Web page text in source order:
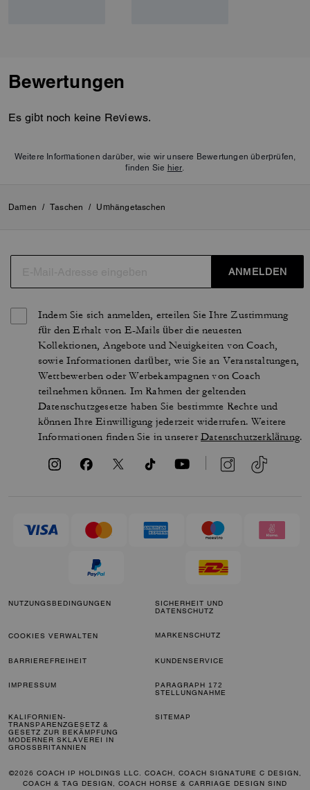
Bewertungen
Es gibt noch keine Reviews.
Weitere Informationen darüber, wie wir unsere Bewertungen überprüfen,
finden Sie hier.
Damen / Taschen / Umhängetaschen
ANMELDEN
Indem Sie sich anmelden, erteilen Sie Ihre Zustimmung
für den Erhalt von E-Mails über die neuesten
Kollektionen, Angebote und Neuigkeiten von Coach,
sowie Informationen darüber, wie Sie an Veranstaltungen,
Wettbewerben oder Werbekampagnen von Coach
teilnehmen können. Im Rahmen der geltenden
Datenschutzgesetze haben Sie bestimmte Rechte und
können Ihre Einwilligung jederzeit widerrufen. Weitere
Informationen finden Sie in unsererDatenschutzerklärung.
NUTZUNGSBEDINGUNGEN
SICHERHEIT UND
DATENSCHUTZ
COOKIES VERWALTEN MARKENSCHUTZ
BARRIEREFREIHEIT KUNDENSERVICE
IMPRESSUM
PARAGRAPH 172
STELLUNGNAHME
KALIFORNIEN-
TRANSPARENZGESETZ &
GESETZ ZUR BEKÄMPFUNG
MODERNER SKLAVEREI IN
GROSSBRITANNIEN
SITEMAP
©2026 COACH IP HOLDINGS LLC. COACH, COACH SIGNATURE C DESIGN,
COACH & TAG DESIGN, COACH HORSE & CARRIAGE DESIGN SIND